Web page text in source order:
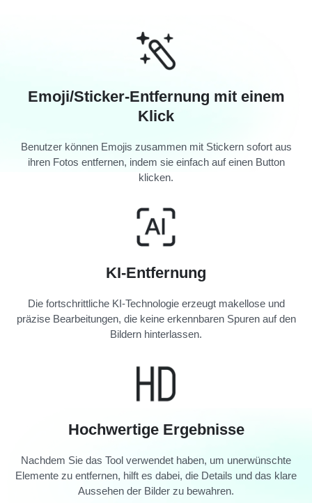
Emoji/Sticker-Entfernung mit einem
Klick
Benutzer können Emojis zusammen mit Stickern sofort aus
ihren Fotos entfernen, indem sie einfach auf einen Button
klicken.
KI-Entfernung
Die fortschrittliche KI-Technologie erzeugt makellose und
präzise Bearbeitungen, die keine erkennbaren Spuren auf den
Bildern hinterlassen.
Hochwertige Ergebnisse
Nachdem Sie das Tool verwendet haben, um unerwünschte
Elemente zu entfernen, hilft es dabei, die Details und das klare
Aussehen der Bilder zu bewahren.